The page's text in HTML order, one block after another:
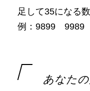
足して35になる数
例：9899 9989
あなた